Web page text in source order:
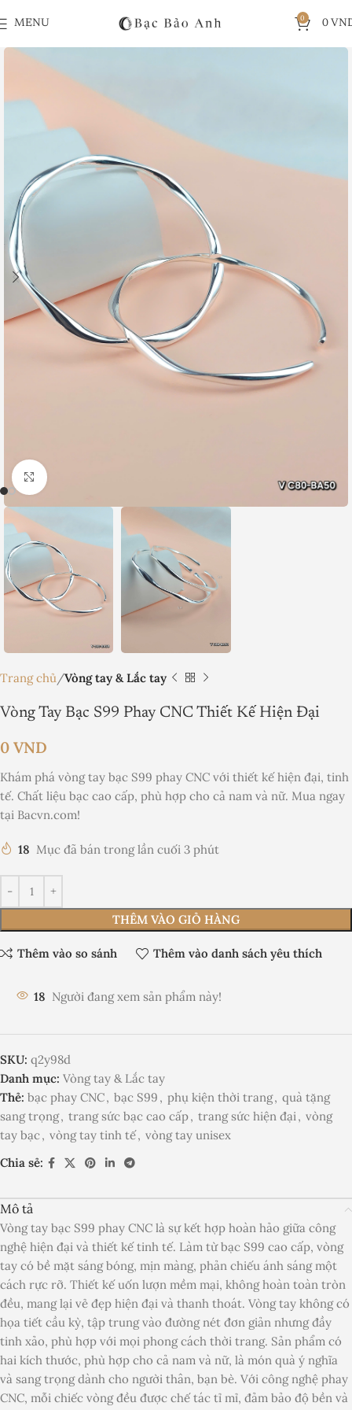
MENU
0
0
Nhấp để phóng to
Trang chủ Vòng tay & Lắc tay
Vòng Tay Bạc S99 Phay CNC Thiết Kế Hiện Đại
0 VND
Khám phá vòng tay bạc S99 phay CNC với thiết kế hiện đại, tinh
tế. Chất liệu bạc cao cấp, phù hợp cho cả nam và nữ. Mua ngay
tại Bacvn.com!
18 Mục đã bán trong lần cuối 3 phút
THÊM VÀO GIỎ HÀNG
Thêm vào so sánh Thêm vào danh sách yêu thích
18 Người đang xem sản phẩm này!
SKU: q2y98d
Danh mục: Vòng tay & Lắc tay
Thẻ: bạc phay CNC, bạc S99 , phụ kiện thời trang, quà tặng
sang trọng, trang sức bạc cao cấp, trang sức hiện đại , vòng
tay bạc, vòng tay tinh tế, vòng tay unisex
Chia sẻ:
Mô tả
Vòng tay bạc S99 phay CNC là sự kết hợp hoàn hảo giữa công
nghệ hiện đại và thiết kế tinh tế. Làm từ bạc S99 cao cấp, vòng
tay có bề mặt sáng bóng, mịn màng, phản chiếu ánh sáng một
cách rực rỡ. Thiết kế uốn lượn mềm mại, không hoàn toàn tròn
đều, mang lại vẻ đẹp hiện đại và thanh thoát. Vòng tay không có
họa tiết cầu kỳ, tập trung vào đường nét đơn giản nhưng đầy
tinh xảo, phù hợp với mọi phong cách thời trang. Sản phẩm có
hai kích thước, phù hợp cho cả nam và nữ, là món quà ý nghĩa
và sang trọng dành cho người thân, bạn bè. Với công nghệ phay
CNC, mỗi chiếc vòng đều được chế tác tỉ mỉ, đảm bảo độ bền và